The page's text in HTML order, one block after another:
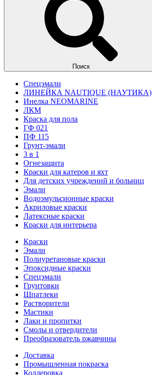
Поиск
Спецэмали
ЛИНЕЙКА NAUTIQUE (НАУТИКА)
Инелка NEOMARINE
ЛКМ
Краска для пола
ГФ 021
ПФ 115
Грунт-эмали
3 в 1
Огнезащита
Краски для катеров и яхт
Для детских учреждений и больниц
Эмали
Водоэмульсионные краски
Акриловые краски
Латексные краски
Краски для интерьера
Краски
Эмали
Полиуретановые краски
Эпоксидные краски
Спецэмали
Грунтовки
Шпатлеки
Растворители
Мастики
Лаки и пропитки
Смолы и отвердители
Преобразователь ржавчины
Доставка
Промышленная покраска
Коллеровка